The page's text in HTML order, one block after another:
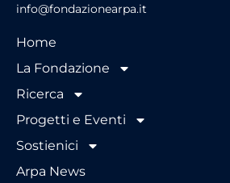
info@fondazionearpa.it
Home
La Fondazione
Ricerca
Progetti e Eventi
Sostienici
Arpa News